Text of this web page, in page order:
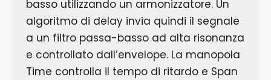
basso utilizzando un armonizzatore. Un
algoritmo di delay invia quindi il segnale
a un filtro passa-basso ad alta risonanza
e controllato dall’envelope. La manopola
Time controlla il tempo di ritardo e Span